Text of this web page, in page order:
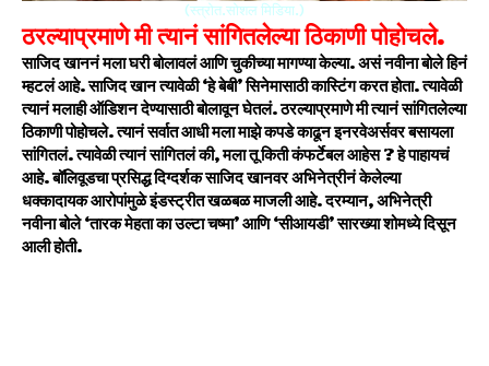
(स्त्रोत.सोशल मिडिया.)
ठरल्याप्रमाणे मी त्यानं सांगितलेल्या ठिकाणी पोहोचले.
साजिद खाननं मला घरी बोलावलं आणि चुकीच्या मागण्या केल्या. असं नवीना बोले हिनं
म्हटलं आहे. साजिद खान त्यावेळी ‘हे बेबी’ सिनेमासाठी कास्टिंग करत होता. त्यावेळी
त्यानं मलाही ऑडिशन देण्यासाठी बोलावून घेतलं. ठरल्याप्रमाणे मी त्यानं सांगितलेल्या
ठिकाणी पोहोचले. त्यानं सर्वात आधी मला माझे कपडे काढून इनरवेअर्सवर बसायला
सांगितलं. त्यावेळी त्यानं सांगितलं की, मला तू किती कंफर्टेबल आहेस ? हे पाहायचं
आहे. बॉलिवूडचा प्रसिद्ध दिग्दर्शक साजिद खानवर अभिनेत्रीनं केलेल्या
धक्कादायक आरोपांमुळे इंडस्ट्रीत खळबळ माजली आहे. दरम्यान, अभिनेत्री
नवीना बोले ‘तारक मेहता का उल्टा चष्मा’ आणि ‘सीआयडी’ सारख्या शोमध्ये दिसून
आली होती.